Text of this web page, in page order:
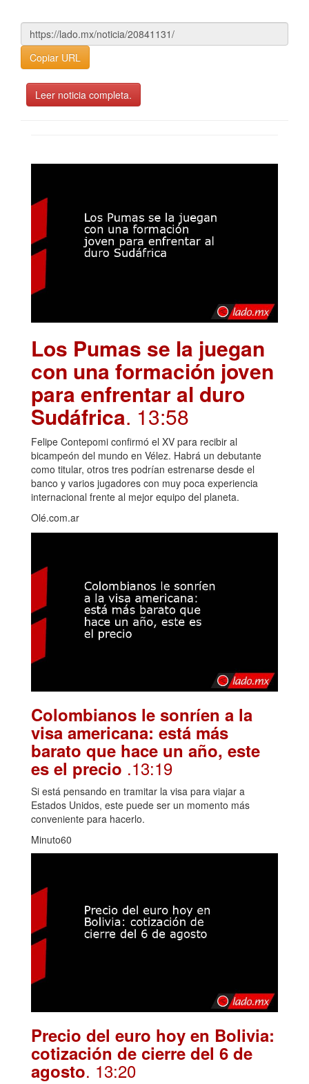
Copiar URL
Leer noticia completa.
Los Pumas se la juegan
con una formación joven
para enfrentar al duro
Sudáfrica. 13:58
Felipe Contepomi confirmó el XV para recibir al
bicampeón del mundo en Vélez. Habrá un debutante
como titular, otros tres podrían estrenarse desde el
banco y varios jugadores con muy poca experiencia
internacional frente al mejor equipo del planeta.
Olé.com.ar
Colombianos le sonríen a la
visa americana: está más
barato que hace un año, este
es el precio .13:19
Si está pensando en tramitar la visa para viajar a
Estados Unidos, este puede ser un momento más
conveniente para hacerlo.
Minuto60
Precio del euro hoy en Bolivia:
cotización de cierre del 6 de
agosto. 13:20